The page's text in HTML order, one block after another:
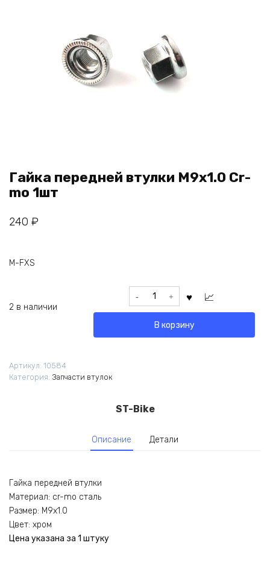
Гайка передней втулки M9x1.0 Cr-
mo 1шт
240 ₽
M-FXS
2 в наличии
Количество
товара
переднейВ корзину
Артикул: 10584
Категория: Запчасти втулок
ST-Bike
Описание Детали
Гайка передней втулки
Материал: cr-mo сталь
Размер: M9x1.0
Цвет: хром
Цена указана за 1 штуку